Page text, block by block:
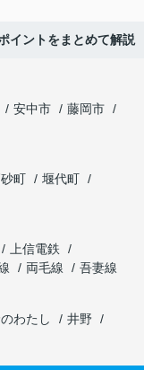
イントをまとめて解説
安中市
藤岡市
町
堰代町
上信電鉄
両毛線
吾妻線
わたし
井野